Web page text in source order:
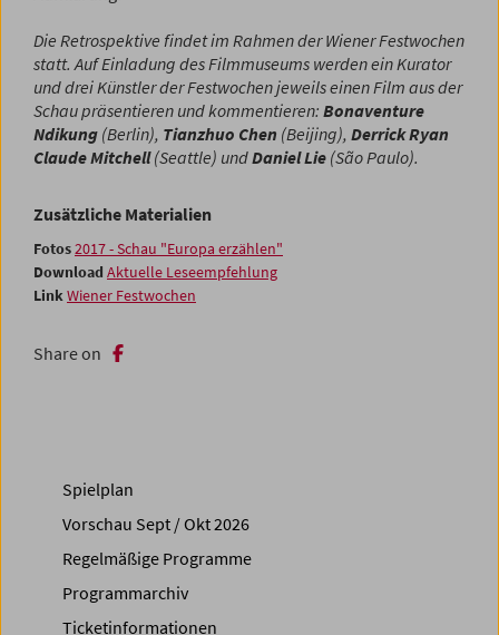
Die Retrospektive findet im Rahmen der Wiener Festwochen
statt. Auf Einladung des Filmmuseums werden ein Kurator
und drei Künstler der Festwochen jeweils einen Film aus der
Schau präsentieren und kommentieren: Bonaventure
Ndikung (Berlin), Tianzhuo Chen (Beijing), Derrick Ryan
Claude Mitchell(Seattle) undDaniel Lie (São Paulo).
Zusätzliche Materialien
Fotos2017 - Schau "Europa erzählen"
Download Aktuelle Leseempfehlung
LinkWiener Festwochen
Share on
Spielplan
Vorschau Sept / Okt 2026
Regelmäßige Programme
Programmarchiv
Ticketinformationen